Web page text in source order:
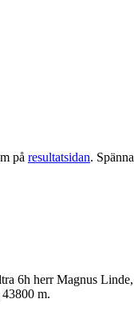
på resultatsidan.
6h herr Magnus
m.